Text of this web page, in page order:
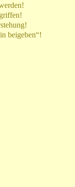
beigeben“!